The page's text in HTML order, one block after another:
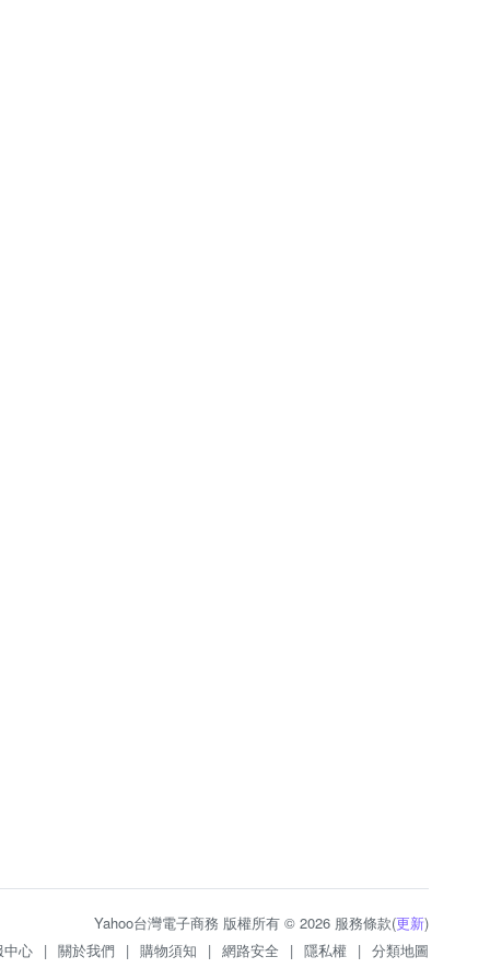
Yahoo台灣電子商務 版權所有 © 2026 服務條款(更新)
中心 | 關於我們 | 購物須知 | 網路安全 | 隱私權 | 分類地圖